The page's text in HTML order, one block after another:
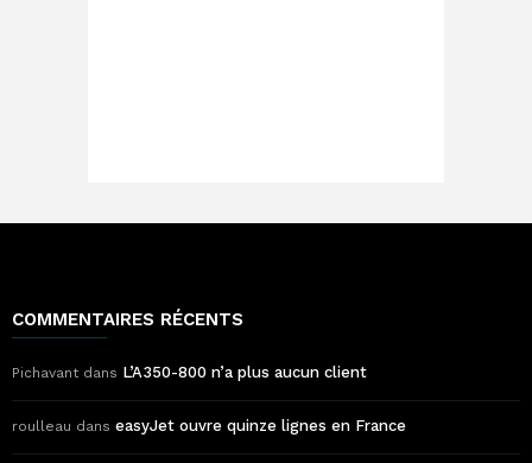
COMMENTAIRES RÉCENTS
Pichavant dans L’A350-800 n’a plus aucun client
roulleau dans easyJet ouvre quinze lignes en France